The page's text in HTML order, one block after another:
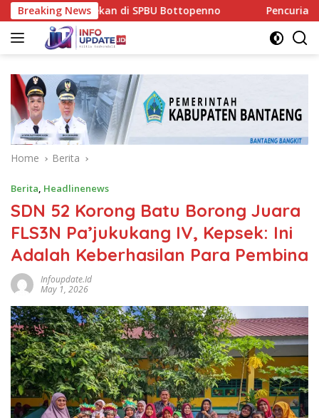
Skip
to
content
Breaking Newsdi SPBU Bottopenno Pencurian Katalis
Home Berita
Berita, Headlinenews
SDN 52 Korong Batu Borong Juara
FLS3N Pa’jukukang IV, Kepsek: Ini
Adalah Keberhasilan Para Pembina
Infoupdate.id
May 1, 2026